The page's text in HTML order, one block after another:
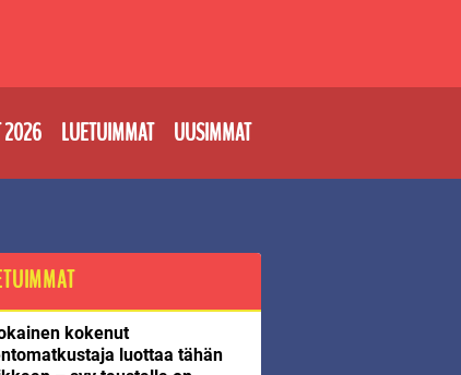
2026 LUETUIMMAT UUSIMMAT
kokenut
luottaa tähän